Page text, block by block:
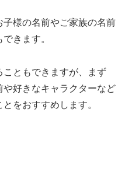
様の名前やご家族の名前
きます。
ともできますが、まず
好きなキャラクターなど
をおすすめします。